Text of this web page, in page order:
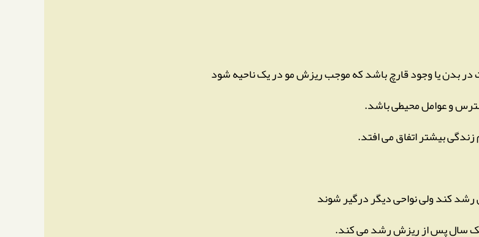
بدن یا وجود قارچ باشد که موجب ریزش مو در یک ناحیه شود
و عوامل محیطی باشد.
بیشتر اتفاق می افتد.
کند ولی نواحی دیگر درگیر شوند